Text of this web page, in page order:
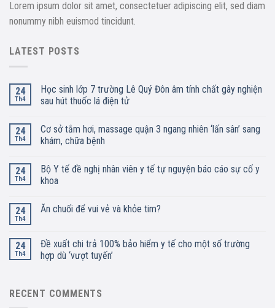
Lorem ipsum dolor sit amet, consectetuer adipiscing elit, sed diam
nonummy nibh euismod tincidunt.
LATEST POSTS
24
Th4
Học sinh lớp 7 trường Lê Quý Đôn âm tính chất gây nghiện
sau hút thuốc lá điện tử
24
Th4
Cơ sở tắm hơi, massage quận 3 ngang nhiên ‘lấn sân’ sang
khám, chữa bệnh
24
Th4
Bộ Y tế đề nghị nhân viên y tế tự nguyện báo cáo sự cố y
khoa
24
Th4
Ăn chuối để vui vẻ và khỏe tim?
24
Th4
Đề xuất chi trả 100% bảo hiểm y tế cho một số trường
hợp dù ‘vượt tuyến’
RECENT COMMENTS